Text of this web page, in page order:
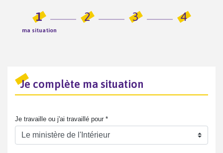
1
ma situation
2 3 4
Je complète ma situation
Je travaille ou j'ai travaillé pour *